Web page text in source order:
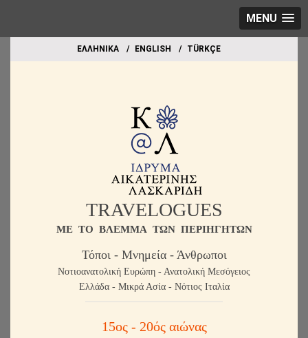
MENU
EΛΛΗΝΙΚΑ ΕΝGLISH TÜRKÇE
TRAVELOGUES
ME TO BΛΕΜΜΑ ΤΩΝ ΠΕΡΙΗΓΗΤΩΝ
Τόποι - Μνημεία - Άνθρωποι
Νοτιοανατολική Ευρώπη - Ανατολική Μεσόγειος
Ελλάδα - Μικρά Ασία - Νότιος Ιταλία
15ος - 20ός αιώνας